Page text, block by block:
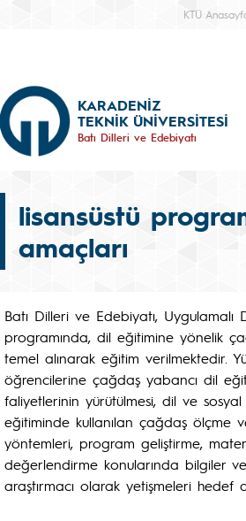
KTÜ
KARADENİZ
TEKNİK ÜNİVERSİTESİ
Batı Dilleri ve Edebiyatı
lisansüstü
amaçları
Batı Dilleri ve Edebiyatı, Uygulamalı
programında, dil eğitimine yönelik
temel alınarak eğitim verilmektedir.
öğrencilerine çağdaş yabancı dil
faliyetlerinin yürütülmesi, dil ve sosyal
eğitiminde kullanılan çağdaş ölçme
yöntemleri, program geliştirme,
değerlendirme konularında bilgiler
araştırmacı olarak yetişmeleri hedef